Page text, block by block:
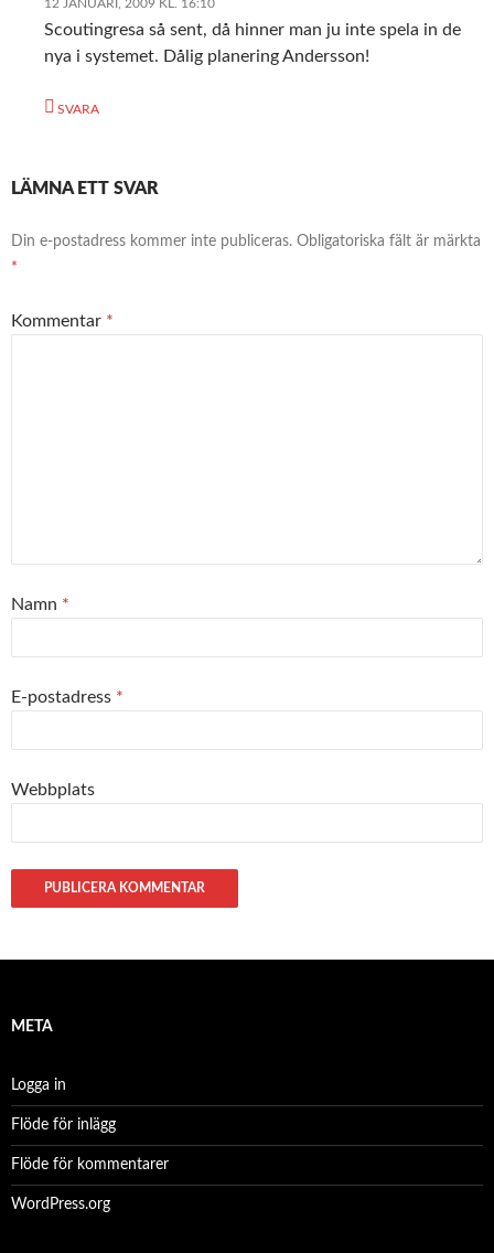
12 JANUARI, 2009 KL. 16:10
Scoutingresa så sent, då hinner man ju inte spela in de
nya i systemet. Dålig planering Andersson!
SVARA
LÄMNA ETT SVAR
Din e-postadress kommer inte publiceras. Obligatoriska fält är märkta
*
Kommentar *
Namn *
E-postadress *
Webbplats
META
Logga in
Flöde för inlägg
Flöde för kommentarer
WordPress.org